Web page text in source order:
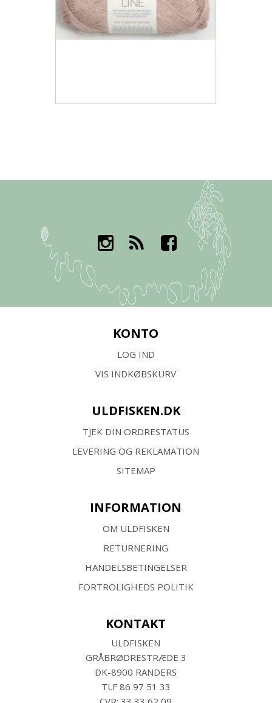
KONTO
LOG IND
VIS INDKØBSKURV
ULDFISKEN.DK
TJEK DIN ORDRESTATUS
LEVERING OG REKLAMATION
SITEMAP
INFORMATION
OM ULDFISKEN
RETURNERING
HANDELSBETINGELSER
FORTROLIGHEDS POLITIK
KONTAKT
ULDFISKEN
GRÅBRØDRESTRÆDE 3
DK-8900 RANDERS
TLF 86 97 51 33